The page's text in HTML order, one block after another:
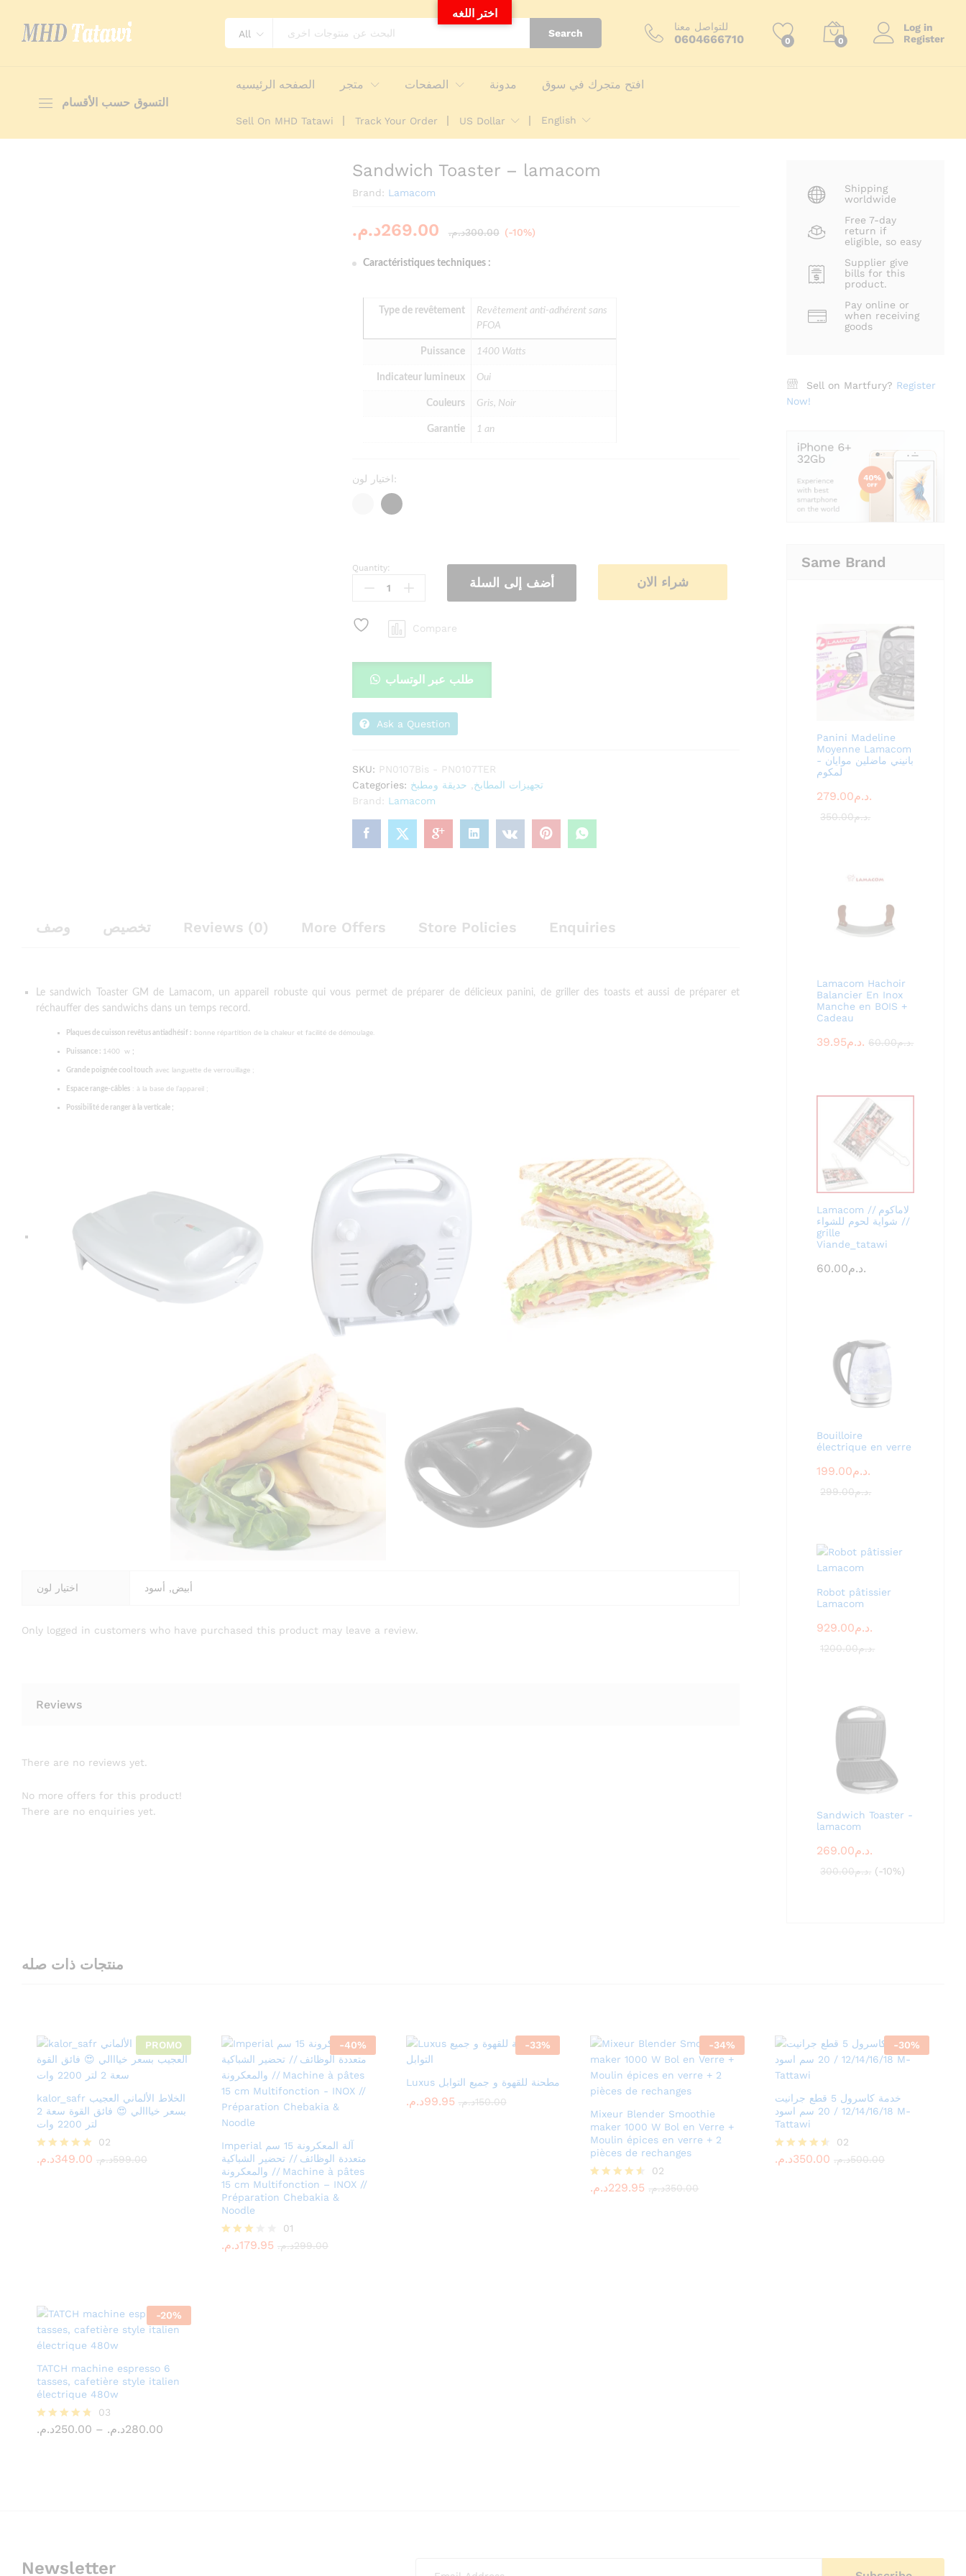
All Search
للتواصل معنا
0604666710 0 0
Log in
Register
التسوق حسب الأقسام
الصفحه الرئيسيه متجر الصفحات مدونة افتح متجرك في سوق
Sell On MHD Tatawi Track Your Order US Dollar English
Sandwich Toaster – lamacom
Brand: Lamacom
269.00د.م. 300.00د.م. (-10%)
Caractéristiques techniques :
Type de revêtement
Revêtement anti-adhérent sans
PFOA
Puissance 1400 Watts
Indicateur lumineux Oui
Couleurs Gris, Noir
Garantie 1 an
اختيار لون:
Sandwich
Toaster
lamacom
quantity
Quantity:
أضف إلى السلة شراء الان
Compare
طلب عبر الوتساب
Ask a Question
SKU: PN0107Bis - PN0107TER
Categories:
تجهيزات المطابخ
حديقة ومطبخ
Brand: Lamacom
وصف تخصيص Reviews (0) More Offers Store Policies Enquiries
Le sandwich Toaster GM de Lamacom, un appareil robuste qui vous permet de préparer de délicieux panini, de griller des toasts et aussi de préparer et
réchauffer des sandwichs dans un temps record.
Plaques de cuisson revêtus antiadhésif : bonne répartition de la chaleur et facilité de démoulage.
Puissance : 1400 w ;
Grande poignée cool touch avec languette de verrouillage ;
Espace range-câbles : à la base de l’appareil ;
Possibilité de ranger à la verticale ;
اختيار لون أبيض, أسود
Only logged in customers who have purchased this product may leave a review.
Reviews
There are no reviews yet.
No more offers for this product!
There are no enquiries yet.
Shipping
worldwide
Free 7-day
return if
eligible, so easy
Supplier give
bills for this
product.
Pay online or
when receiving
goods
Sell on Martfury? Register
Now!
Same Brand
Panini Madeline
Moyenne Lamacom
- بانيني ماضلين موايان
لمكوم
279.00 د.م.
350.00 د.م.
Lamacom Hachoir
Balancier En Inox
Manche en BOIS +
Cadeau
39.95 د.م. 60.00 د.م.
Lamacom لاماكوم //
شواية لحوم للشواء //
grille
Viande_tatawi
60.00 د.م.
Bouilloire
électrique en verre
199.00 د.م.
299.00 د.م.
Robot pâtissier
Lamacom
929.00 د.م.
1200.00 د.م.
Sandwich Toaster -
lamacom
269.00 د.م.
300.00 د.م. (-10%)
منتجات ذات صله
PROMO
kalor_safr الخلاط الألماني العجيب
بسعر خيااالي 😍 فائق القوة سعة 2
لتر 2200 وات
Rated
02
349.00د.م. 599.00د.م.
349.00د.م. د.م.
-40%
Imperial آلة المعكرونة 15 سم
متعددة الوظائف // تحضير الشباكية
والمعكرونة // Machine à pâtes
15 cm Multifonction – INOX //
Préparation Chebakia &
Noodle
Rated
01
179.95د.م. 299.00د.م.
179.95د.م. د.م.
-33%
Luxus مطحنة للقهوة و جميع التوابل
99.95د.م. 150.00د.م. 99.95د.م. 150.00د.م.
-34%
Mixeur Blender Smoothie
maker 1000 W Bol en Verre +
Moulin épices en verre + 2
pièces de rechanges
Rated
02
229.95د.م. 350.00د.م.
229.95د.م. د.م.
-30%
خدمة كاسرول 5 قطع جرانيت
12/14/16/18 / 20 سم اسود M-
Tattawi
Rated
02
350.00د.م. 500.00د.م.
350.00د.م. د.م.
-20%
TATCH machine espresso 6
tasses, cafetière style italien
électrique 480w
Rated
03
250.00د.م. – 280.00د.م.
250.00د.م. د.م.
Newsletter
اختر اللغه
Sandwich Toaster - lamacom
More Offers Store Policies Enquiries
د.م.